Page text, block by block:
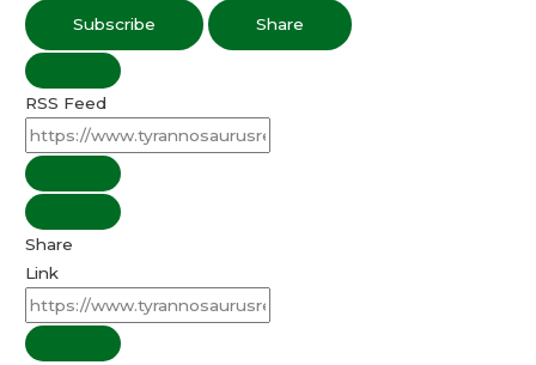
Subscribe Share
RSS Feed
Share
Link